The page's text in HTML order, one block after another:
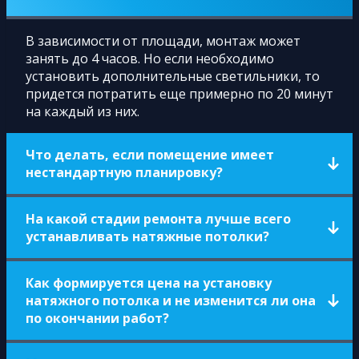
В зависимости от площади, монтаж может
занять до 4 часов. Но если необходимо
установить дополнительные светильники, то
придется потратить еще примерно по 20 минут
на каждый из них.
Что делать, если помещение имеет
нестандартную планировку?
является возможность подстроить полотно
под любую форму помещения.
На какой стадии ремонта лучше всего
устанавливать натяжные потолки?
производиться в любое время и к этому нет
никаких требований, но, обычно, их
устанавливаются после окончания черновых
работ со стенами и полом.
Как формируется цена на установку
натяжного потолка и не изменится ли она
по окончании работ?